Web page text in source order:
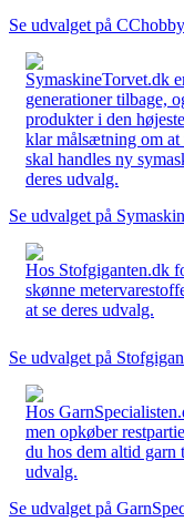
Se udvalget på
SymaskineTorvet.dk
generationer tilbage,
produkter i den
klar målsætning om at
skal handles ny
deres udvalg.
Se udvalget på
Hos Stofgiganten.dk
skønne
at se deres udvalg.
Se udvalget på
Hos
men opkøber
du hos dem altid garn
udvalg.
Se udvalget på